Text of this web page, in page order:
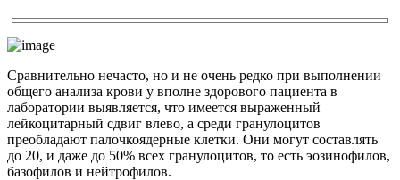
Сравнительно нечасто, но и не очень редко при выполнении
общего анализа крови у вполне здорового пациента в
лаборатории выявляется, что имеется выраженный
лейкоцитарный сдвиг влево, а среди гранулоцитов
преобладают палочкоядерные клетки. Они могут составлять
до 20, и даже до 50% всех гранулоцитов, то есть эозинофилов,
базофилов и нейтрофилов.